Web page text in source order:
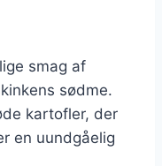
smag af
sødme.
kartofler, der
en uundgåelig